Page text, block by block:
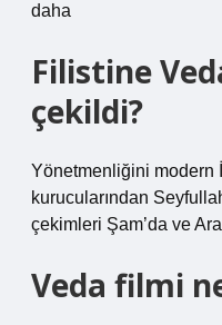
daha
Filistine
çekildi?
Yönetmenliğini modern
kurucularından
çekimleri Şam’da ve
Veda filmi